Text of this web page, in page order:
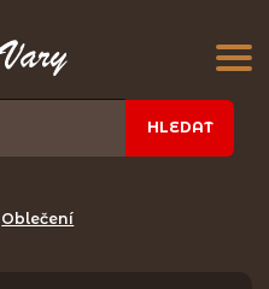
HLEDAT
Oblečení